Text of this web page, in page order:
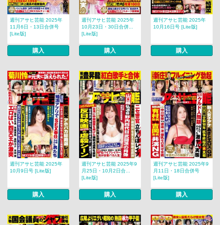
週刊アサヒ芸能 2025年
11月6日・13日合併号
[Lite版]
購入
週刊アサヒ芸能 2025年
10月23日・30日合併...
[Lite版]
購入
週刊アサヒ芸能 2025年
10月16日号 [Lite版]
購入
週刊アサヒ芸能 2025年
10月9日号 [Lite版]
購入
週刊アサヒ芸能 2025年9
月25日・10月2日合...
[Lite版]
購入
週刊アサヒ芸能 2025年9
月11日・18日合併号
[Lite版]
購入